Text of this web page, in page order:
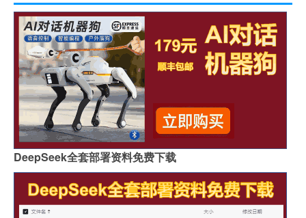
DeepSeek全套部署资料免费下载